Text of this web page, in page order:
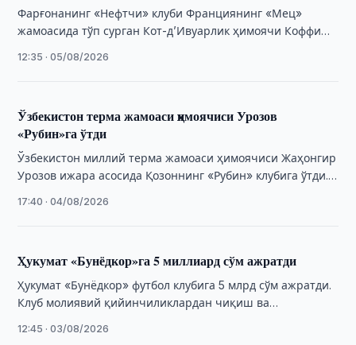
Фарғонанинг «Нефтчи» клуби Франциянинг «Мец»
жамоасида тўп сурган Кот-д’Ивуарлик ҳимоячи Коффи
12:35 · 05/08/2026
Ўзбекистон терма жамоаси ҳимоячиси Урозов
«Рубин»га ўтди
Ўзбекистон миллий терма жамоаси ҳимоячиси Жаҳонгир
Урозов ижара асосида Қозоннинг «Рубин» клубига ўтди.
17:40 · 04/08/2026
Ҳукумат «Бунёдкор»га 5 миллиард сўм ажратди
Ҳукумат «Бунёдкор» футбол клубига 5 млрд сўм ажратди.
Клуб молиявий қийинчиликлардан чиқиш ва
тайёрланмоқда.
12:45 · 03/08/2026